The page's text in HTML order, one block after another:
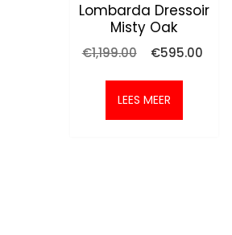
Lombarda Dressoir
Misty Oak
€1,199.00
Oorspronkelijke
was:
€1,199.00.
€595.00
LEES MEER